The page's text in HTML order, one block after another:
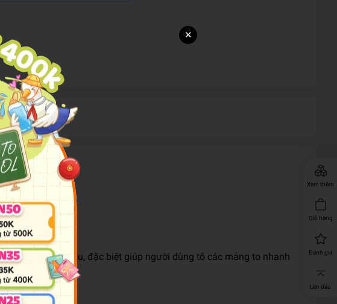
Xem thêm
Giỏ hàng
Đánh giá
Lên đầu
lưu bút, tô màu, đặc biệt giúp người dùng tô các mảng to nhanh
×